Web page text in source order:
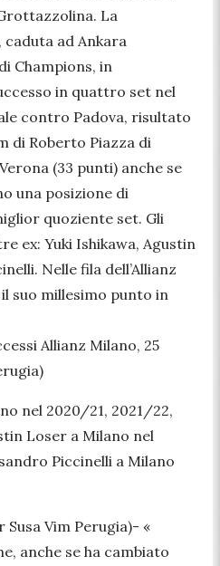
La
ad Ankara
Champions, in
in quattro set nel
contro Padova, risultato
di Roberto Piazza di
(33 punti) anche se
una posizione di
quoziente set. Gli
ex: Yuki Ishikawa, Agustin
Nelle fila dell’Allianz
suo millesimo punto in
Allianz Milano, 25
nel 2020/21, 2021/22,
Loser a Milano nel
Piccinelli a Milano
Susa Vim Perugia)- «
anche se ha cambiato